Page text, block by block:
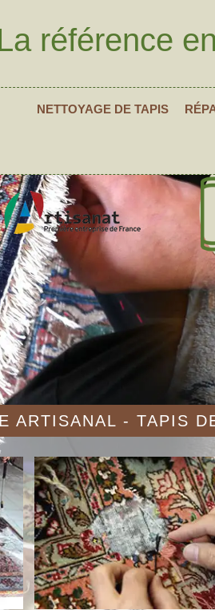
référence
NETTOYAGE DE TAPIS
ARTISANAL - TAPIS